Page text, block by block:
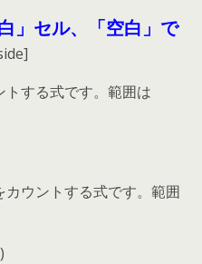
白」セル、「空白」で
する式です。範囲は
ウントする式です。範囲